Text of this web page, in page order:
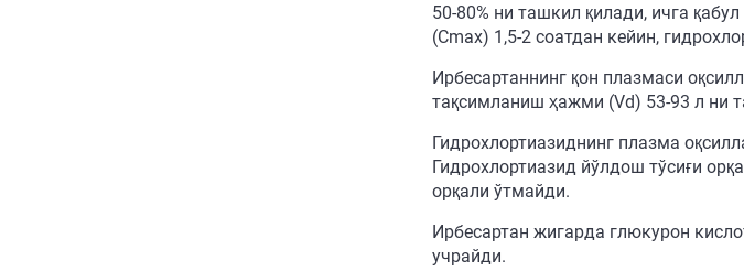
50-80% ни ташкил қилади, ичга
(Сmax) 1,5-2 соатдан кейин,
Ирбесартаннинг қон плазмаси
тақсимланиш ҳажми (Vd) 53-93 л ни
Гидрохлортиазиднинг плазма
Гидрохлортиазид йўлдош тўсиғи
орқали ўтмайди.
Ирбесартан жигарда глюкурон
учрайди.